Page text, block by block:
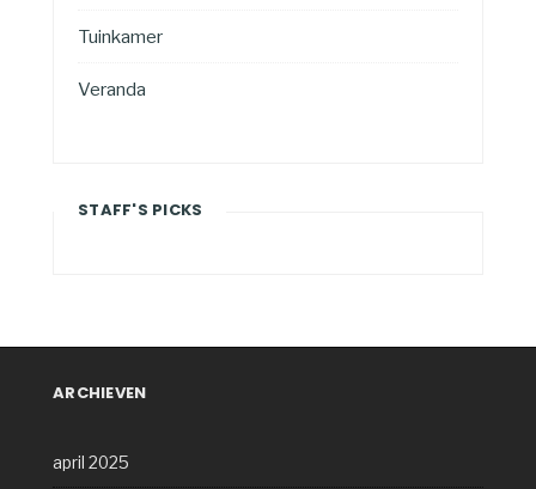
Tuinkamer
Veranda
STAFF'S PICKS
ARCHIEVEN
april 2025